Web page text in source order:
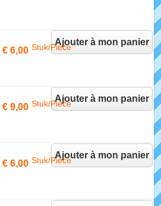
Ajouter à mon panier
€ 6,00 Stuk/Pièce
Ajouter à mon panier
€ 9,00 Stuk/Pièce
Ajouter à mon panier
€ 6,00 Stuk/Pièce